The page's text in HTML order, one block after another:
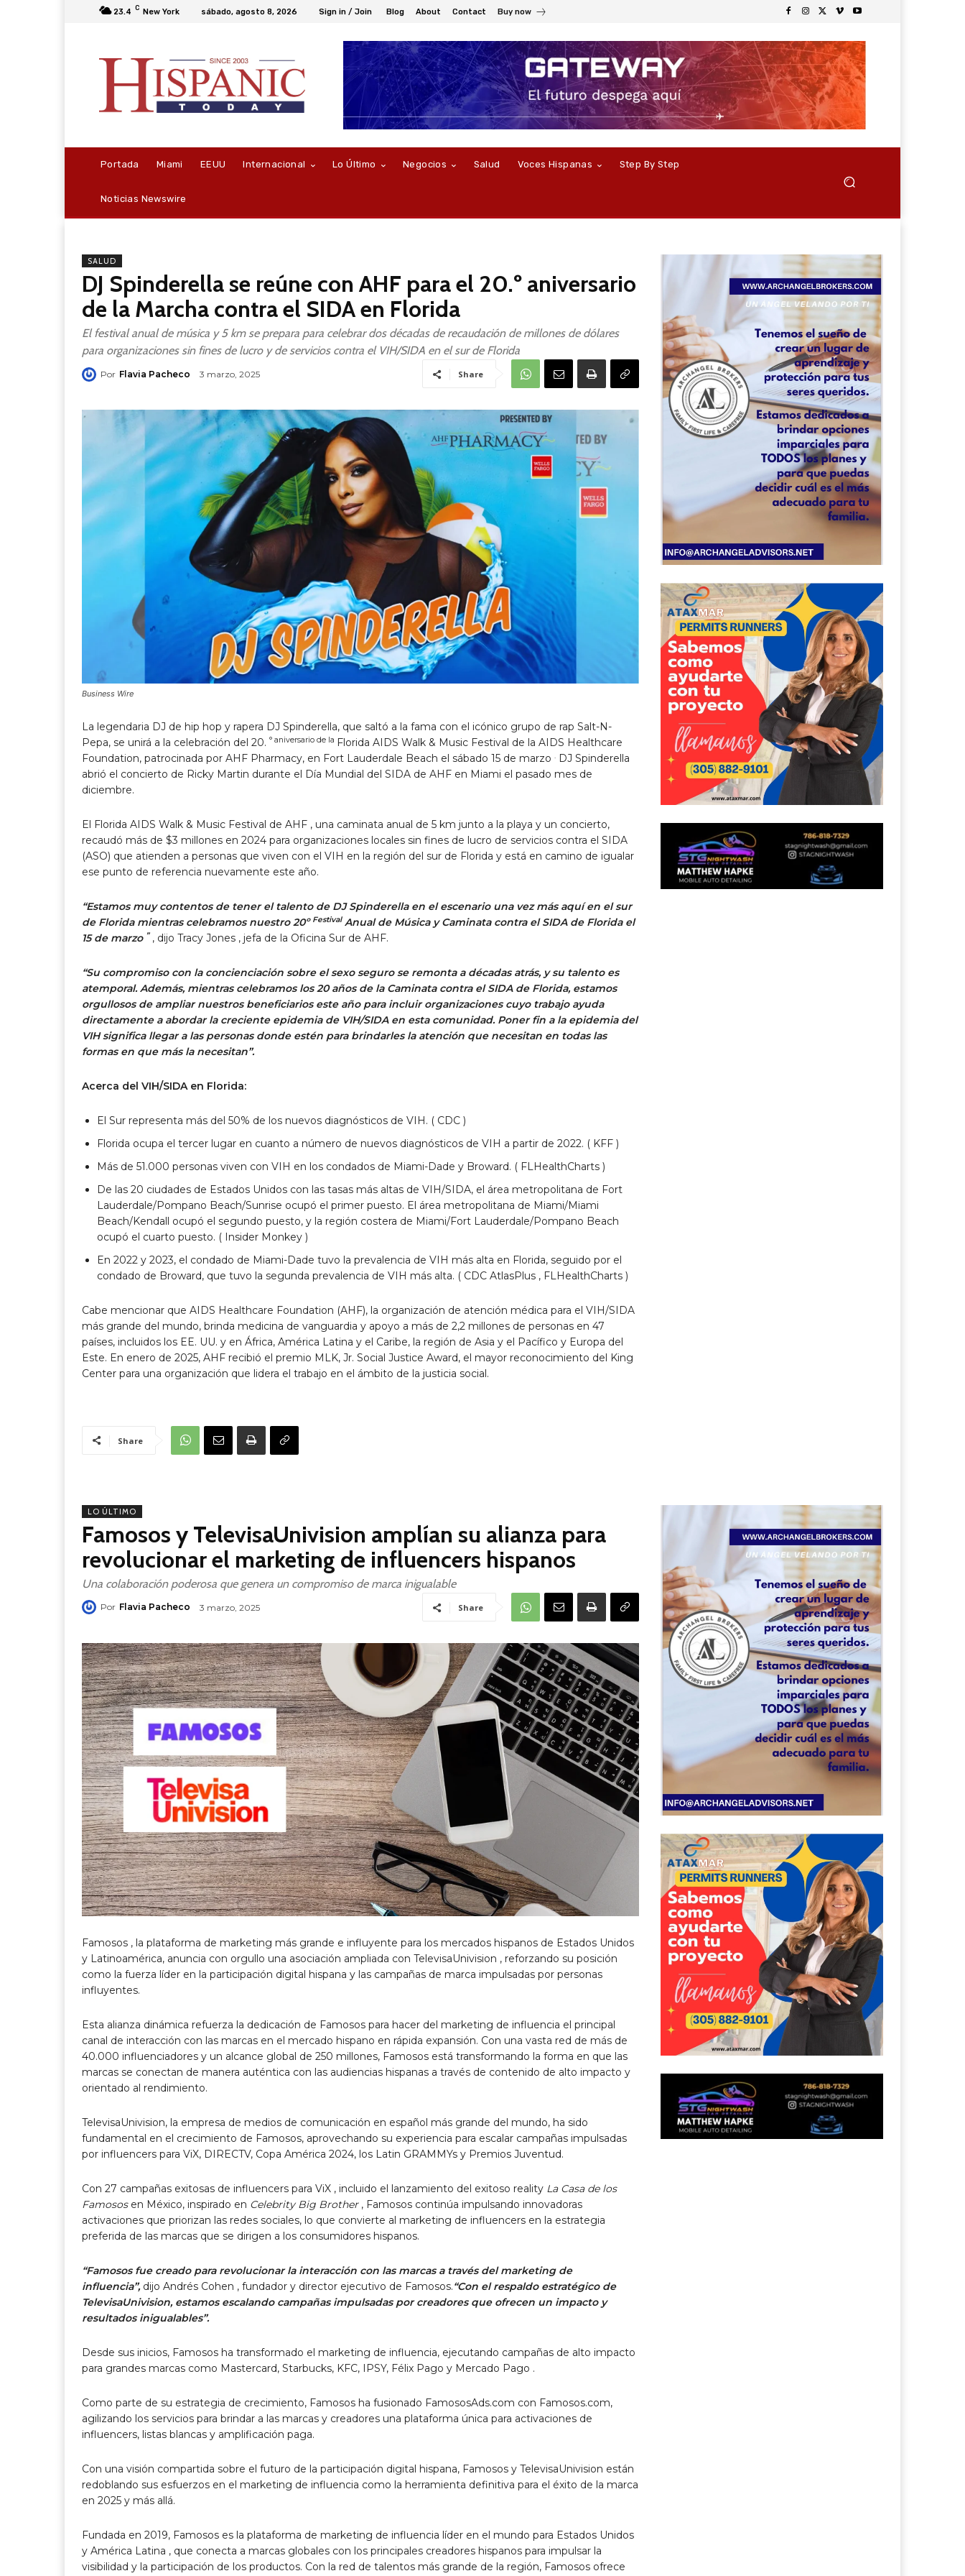
23.4 C New York sábado, agosto 8, 2026 Sign in / Join Blog About Contact Buy now
Portada Miami EEUU Internacional Lo Último Negocios Salud Voces Hispanas Step By Step
Noticias Newswire
SALUD
DJ Spinderella se reúne con AHF para el 20.º aniversario
de la Marcha contra el SIDA en Florida
El festival anual de música y 5 km se prepara para celebrar dos décadas de recaudación de millones de dólares
para organizaciones sin fines de lucro y de servicios contra el VIH/SIDA en el sur de Florida
Por Flavia Pacheco 3 marzo, 2025 Share
Business Wire
La legendaria DJ de hip hop y rapera DJ Spinderella, que saltó a la fama con el icónico grupo de rap Salt-N-
Pepa, se unirá a la celebración del 20. ° aniversario de la Florida AIDS Walk & Music Festival de la AIDS Healthcare
Foundation, patrocinada por AHF Pharmacy, en Fort Lauderdale Beach el sábado 15 de marzo
DJ Spinderella
abrió el concierto de Ricky Martin durante el Día Mundial del SIDA de AHF en Miami el pasado mes de
diciembre.
El Florida AIDS Walk & Music Festival de AHF , una caminata anual de 5 km junto a la playa y un concierto,
recaudó más de $3 millones en 2024 para organizaciones locales sin fines de lucro de servicios contra el SIDA
(ASO) que atienden a personas que viven con el VIH en la región del sur de Florida y está en camino de igualar
ese punto de referencia nuevamente este año.
“Estamos muy contentos de tener el talento de DJ Spinderella en el escenario una vez más aquí en el sur
de Florida mientras celebramos nuestro 20º FestivalAnual de Música y Caminata contra el SIDA de Florida el
15 de marzo ”, dijo Tracy Jones , jefa de la Oficina Sur de AHF.
“Su compromiso con la concienciación sobre el sexo seguro se remonta a décadas atrás, y su talento es
atemporal. Además, mientras celebramos los 20 años de la Caminata contra el SIDA de Florida, estamos
orgullosos de ampliar nuestros beneficiarios este año para incluir organizaciones cuyo trabajo ayuda
directamente a abordar la creciente epidemia de VIH/SIDA en esta comunidad. Poner fin a la epidemia del
VIH significa llegar a las personas donde estén para brindarles la atención que necesitan en todas las
formas en que más la necesitan”.
Acerca del VIH/SIDA en Florida:
El Sur representa más del 50% de los nuevos diagnósticos de VIH. ( CDC )
Florida ocupa el tercer lugar en cuanto a número de nuevos diagnósticos de VIH a partir de 2022. ( KFF )
Más de 51.000 personas viven con VIH en los condados de Miami-Dade y Broward. ( FLHealthCharts )
De las 20 ciudades de Estados Unidos con las tasas más altas de VIH/SIDA, el área metropolitana de Fort
Lauderdale/Pompano Beach/Sunrise ocupó el primer puesto. El área metropolitana de Miami/Miami
Beach/Kendall ocupó el segundo puesto, y la región costera de Miami/Fort Lauderdale/Pompano Beach
ocupó el cuarto puesto. ( Insider Monkey )
En 2022 y 2023, el condado de Miami-Dade tuvo la prevalencia de VIH más alta en Florida, seguido por el
condado de Broward, que tuvo la segunda prevalencia de VIH más alta. ( CDC AtlasPlus , FLHealthCharts )
Cabe mencionar que AIDS Healthcare Foundation (AHF), la organización de atención médica para el VIH/SIDA
más grande del mundo, brinda medicina de vanguardia y apoyo a más de 2,2 millones de personas en 47
países, incluidos los EE. UU. y en África, América Latina y el Caribe, la región de Asia y el Pacífico y Europa del
Este. En enero de 2025, AHF recibió el premio MLK, Jr. Social Justice Award, el mayor reconocimiento del King
Center para una organización que lidera el trabajo en el ámbito de la justicia social.
Share